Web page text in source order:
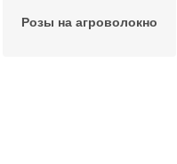
Розы на агроволокно